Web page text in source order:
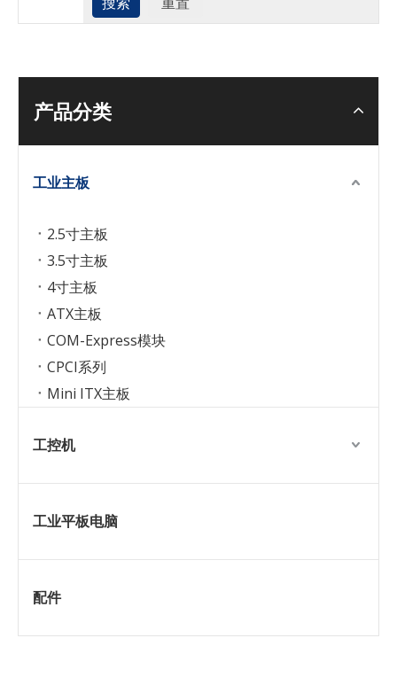
产品分类
工业主板
2.5寸主板
3.5寸主板
4寸主板
ATX主板
COM-Express模块
CPCI系列
Mini ITX主板
工控机
工业平板电脑
配件